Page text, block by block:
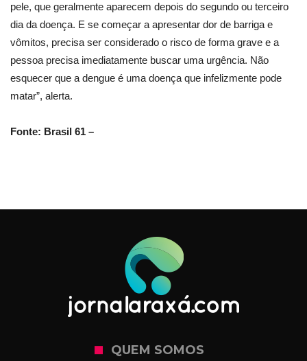
pele, que geralmente aparecem depois do segundo ou terceiro
dia da doença. E se começar a apresentar dor de barriga e
vômitos, precisa ser considerado o risco de forma grave e a
pessoa precisa imediatamente buscar uma urgência. Não
esquecer que a dengue é uma doença que infelizmente pode
matar”, alerta.
Fonte: Brasil 61 –
QUEM SOMOS